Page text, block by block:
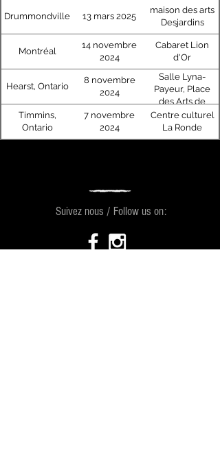
Drummondville 13 mars 2025
maison des arts
Desjardins
Montréal
14 novembre
2024
Cabaret Lion
d'Or
Hearst, Ontario
8 novembre
2024
Salle Lyna-
Payeur, Place
des Arts de
Hearst
Timmins,
Ontario
7 novembre
2024
Centre culturel
La Ronde
Suivez nous / Follow us on: